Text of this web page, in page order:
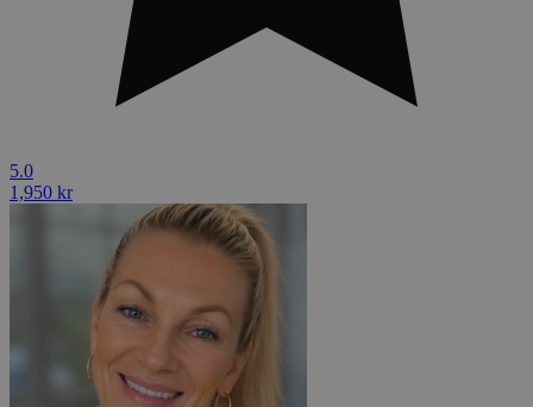
5.0
1,950 kr